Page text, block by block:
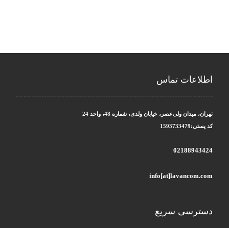
اطلاعات تماس
تهران، میدان ولی‌عصر، خیابان ولدی، شماره 48، واحد 24
کد پستی:1593733479
02188943424
info[at]lavancom.com
دسترسی سریع